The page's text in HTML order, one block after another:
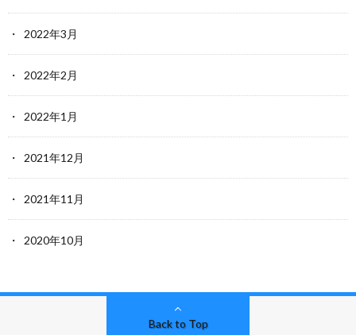
2022年3月
2022年2月
2022年1月
2021年12月
2021年11月
2020年10月
Back to Top